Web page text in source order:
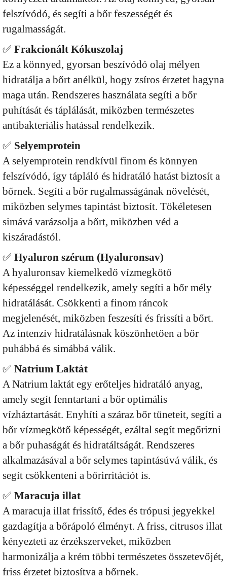
felszívódó, és segíti a bőr feszességét és
rugalmasságát.
✅ Frakcionált Kókuszolaj
Ez a könnyed, gyorsan beszívódó olaj mélyen
hidratálja a bőrt anélkül, hogy zsíros érzetet hagyna
maga után. Rendszeres használata segíti a bőr
puhítását és táplálását, miközben természetes
antibakteriális hatással rendelkezik.
✅ Selyemprotein
A selyemprotein rendkívül finom és könnyen
felszívódó, így tápláló és hidratáló hatást biztosít a
bőrnek. Segíti a bőr rugalmasságának növelését,
miközben selymes tapintást biztosít. Tökéletesen
simává varázsolja a bőrt, miközben véd a
kiszáradástól.
✅ Hyaluron szérum (Hyaluronsav)
A hyaluronsav kiemelkedő vízmegkötő
képességgel rendelkezik, amely segíti a bőr mély
hidratálását. Csökkenti a finom ráncok
megjelenését, miközben feszesíti és frissíti a bőrt.
Az intenzív hidratálásnak köszönhetően a bőr
puhábbá és simábbá válik.
✅ Natrium Laktát
A Natrium laktát egy erőteljes hidratáló anyag,
amely segít fenntartani a bőr optimális
vízháztartását. Enyhíti a száraz bőr tüneteit, segíti a
bőr vízmegkötő képességét, ezáltal segít megőrizni
a bőr puhaságát és hidratáltságát. Rendszeres
alkalmazásával a bőr selymes tapintásúvá válik, és
segít csökkenteni a bőrirritációt is.
✅ Maracuja illat
A maracuja illat frissítő, édes és trópusi jegyekkel
gazdagítja a bőrápoló élményt. A friss, citrusos illat
kényezteti az érzékszerveket, miközben
harmonizálja a krém többi természetes összetevőjét,
friss érzetet biztosítva a bőrnek.